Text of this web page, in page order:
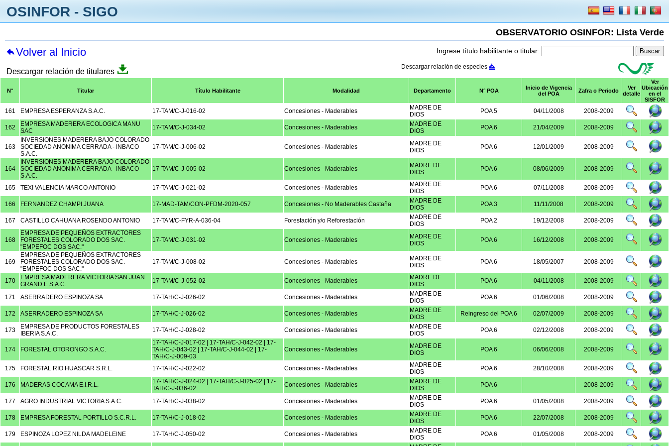
OSINFOR - SIGO
OBSERVATORIO OSINFOR: Lista Verde
Volver al Inicio Ingrese título habilitante o titular:
Descargar relación de titulares
Descargar relación de especies
N° Titular Título Habilitante Modalidad Departamento N° POA
Inicio de Vigencia
del POA
Zafra o Periodo
Ver
detalle
Ver
Ubicación
en el
SISFOR
161 EMPRESA ESPERANZA S.A.C. 17-TAM/C-J-016-02 Concesiones - Maderables
MADRE DE
DIOS
POA 5 04/11/2008 2008-2009
162
EMPRESA MADERERA ECOLOGICA MANU
SAC
17-TAM/C-J-034-02 Concesiones - Maderables
MADRE DE
DIOS
POA 6 21/04/2009 2008-2009
163
INVERSIONES MADERERA BAJO COLORADO
SOCIEDAD ANONIMA CERRADA - INBACO
S.A.C.
17-TAM/C-J-006-02 Concesiones - Maderables
MADRE DE
DIOS
POA 6 12/01/2009 2008-2009
164
INVERSIONES MADERERA BAJO COLORADO
SOCIEDAD ANONIMA CERRADA - INBACO
S.A.C.
17-TAM/C-J-005-02 Concesiones - Maderables
MADRE DE
DIOS
POA 6 08/06/2009 2008-2009
165 TEXI VALENCIA MARCO ANTONIO 17-TAM/C-J-021-02 Concesiones - Maderables
MADRE DE
DIOS
POA 6 07/11/2008 2008-2009
166 FERNANDEZ CHAMPI JUANA 17-MAD-TAM/CON-PFDM-2020-057 Concesiones - No Maderables Castaña
MADRE DE
DIOS
POA 3 11/11/2008 2008-2009
167 CASTILLO CAHUANA ROSENDO ANTONIO 17-TAM/C-FYR-A-036-04 Forestación y/o Reforestación
MADRE DE
DIOS
POA 2 19/12/2008 2008-2009
168
EMPRESA DE PEQUEÑOS EXTRACTORES
FORESTALES COLORADO DOS SAC.
"EMPEFOC DOS SAC."
17-TAM/C-J-031-02 Concesiones - Maderables
MADRE DE
DIOS
POA 6 16/12/2008 2008-2009
169
EMPRESA DE PEQUEÑOS EXTRACTORES
FORESTALES COLORADO DOS SAC.
"EMPEFOC DOS SAC."
17-TAM/C-J-008-02 Concesiones - Maderables
MADRE DE
DIOS
POA 6 18/05/2007 2008-2009
170
EMPRESA MADERERA VICTORIA SAN JUAN
GRAND E S.A.C.
17-TAM/C-J-052-02 Concesiones - Maderables
MADRE DE
DIOS
POA 6 04/11/2008 2008-2009
171 ASERRADERO ESPINOZA SA 17-TAH/C-J-026-02 Concesiones - Maderables
MADRE DE
DIOS
POA 6 01/06/2008 2008-2009
172 ASERRADERO ESPINOZA SA 17-TAH/C-J-026-02 Concesiones - Maderables
MADRE DE
DIOS
Reingreso del POA 6 02/07/2009 2008-2009
173
EMPRESA DE PRODUCTOS FORESTALES
IBERIA S.A.C.
17-TAH/C-J-028-02 Concesiones - Maderables
MADRE DE
DIOS
POA 6 02/12/2008 2008-2009
174 FORESTAL OTORONGO S.A.C.
17-TAH/C-J-017-02 | 17-TAH/C-J-042-02 | 17-
TAH/C-J-043-02 | 17-TAH/C-J-044-02 | 17-
TAH/C-J-009-03
Concesiones - Maderables
MADRE DE
DIOS
POA 6 06/06/2008 2008-2009
175 FORESTAL RIO HUASCAR S.R.L. 17-TAH/C-J-022-02 Concesiones - Maderables
MADRE DE
DIOS
POA 6 28/10/2008 2008-2009
176 MADERAS COCAMA E.I.R.L.
17-TAH/C-J-024-02 | 17-TAH/C-J-025-02 | 17-
TAH/C-J-036-02
Concesiones - Maderables
MADRE DE
DIOS
POA 6 2008-2009
177 AGRO INDUSTRIAL VICTORIA S.A.C. 17-TAH/C-J-038-02 Concesiones - Maderables
MADRE DE
DIOS
POA 6 01/05/2008 2008-2009
178 EMPRESA FORESTAL PORTILLO S.C.R.L. 17-TAH/C-J-018-02 Concesiones - Maderables
MADRE DE
DIOS
POA 6 22/07/2008 2008-2009
179 ESPINOZA LOPEZ NILDA MADELEINE 17-TAH/C-J-050-02 Concesiones - Maderables
MADRE DE
DIOS
POA 6 01/05/2008
2008-2009